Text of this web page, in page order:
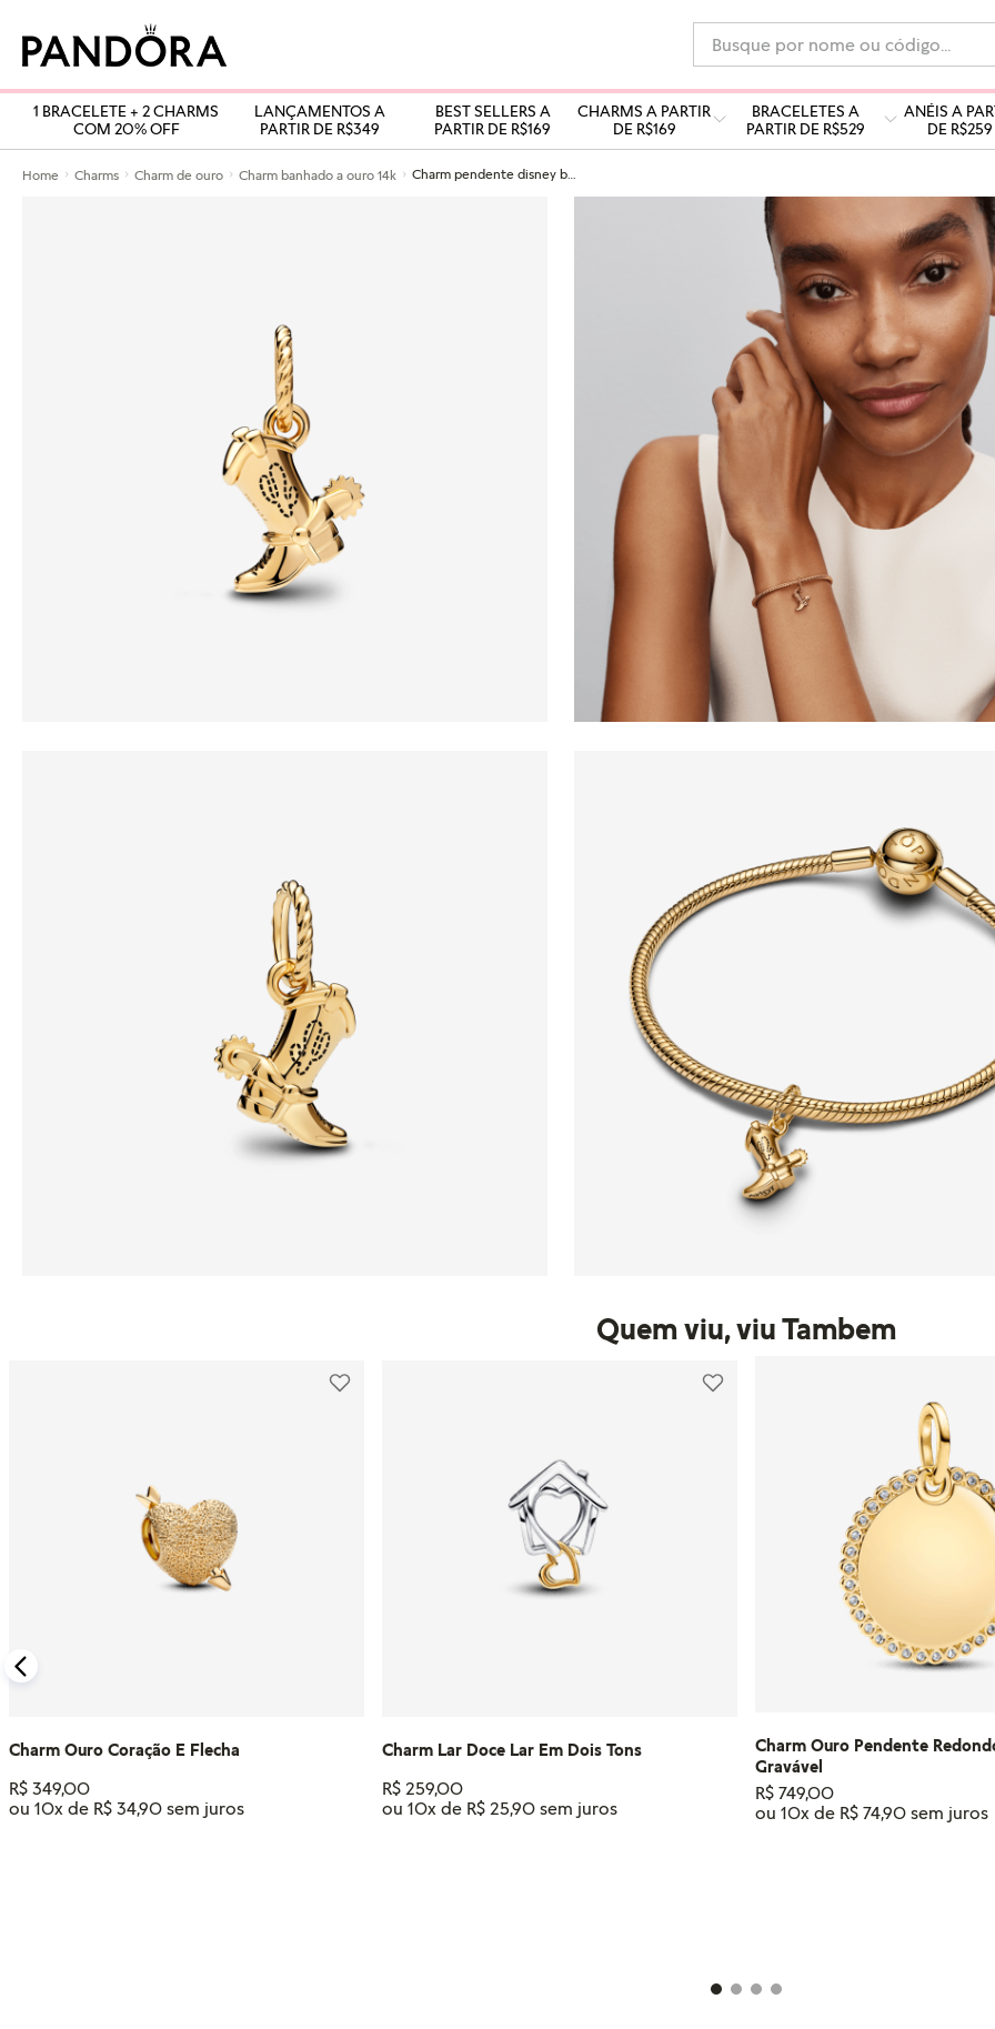
Busque por nome ou código...
1 BRACELETE + 2 CHARMS
COM 20% OFF
LANÇAMENTOS A
PARTIR DE R$349
BEST SELLERS A
PARTIR DE R$169
CHARMS A PARTIR
DE R$169
BRACELETES A
PARTIR DE R$529
ANÉIS A
DE R$259
Home Charms Charm de ouro Charm banhado a ouro 14k
Quem viu, viu Tambem
Charm Ouro Coração E Flecha
R$ 349,00
ou 10x de R$ 34,90
Charm Lar Doce Lar Em Dois Tons
R$ 259,00
ou 10x de R$ 25,90
Charm Ouro Pendente
Gravável
R$ 749,00
ou 10x de R$ 74,90